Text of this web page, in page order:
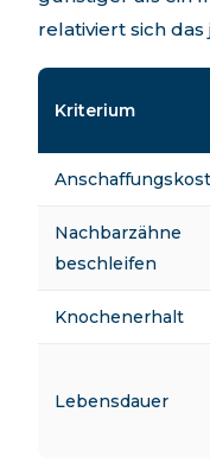
relativiert sich das
Kriterium
Nachbarzähne
beschleifen
Knochenerhalt
Lebensdauer